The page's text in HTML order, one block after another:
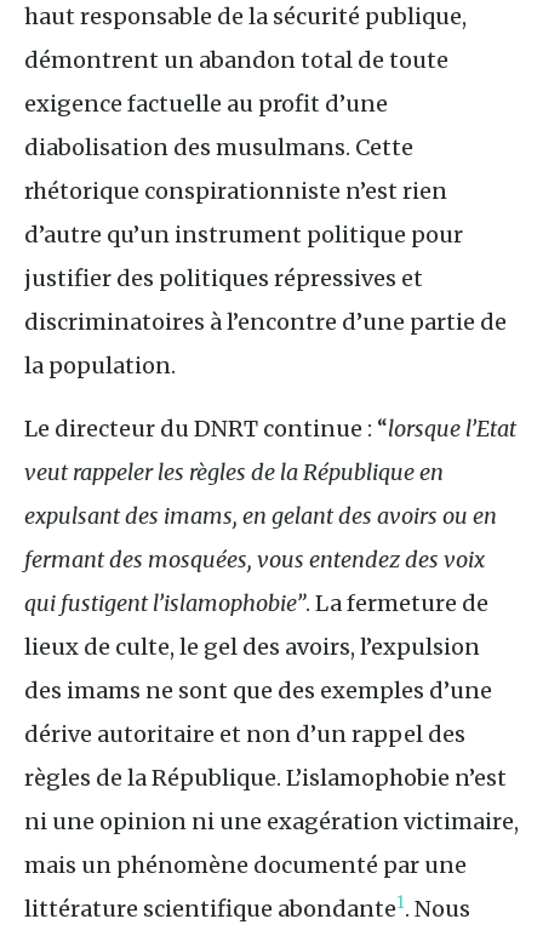
haut responsable de la sécurité publique,
démontrent un abandon total de toute
exigence factuelle au profit d’une
diabolisation des musulmans. Cette
rhétorique conspirationniste n’est rien
d’autre qu’un instrument politique pour
justifier des politiques répressives et
discriminatoires à l’encontre d’une partie de
la population.
Le directeur du DNRT continue : “lorsque l’Etat
veut rappeler les règles de la République en
expulsant des imams, en gelant des avoirs ou en
fermant des mosquées, vous entendez des voix
qui fustigent l’islamophobie”. La fermeture de
lieux de culte, le gel des avoirs, l’expulsion
des imams ne sont que des exemples d’une
dérive autoritaire et non d’un rappel des
règles de la République. L’islamophobie n’est
ni une opinion ni une exagération victimaire,
mais un phénomène documenté par une
littérature scientifique abondante1. Nous